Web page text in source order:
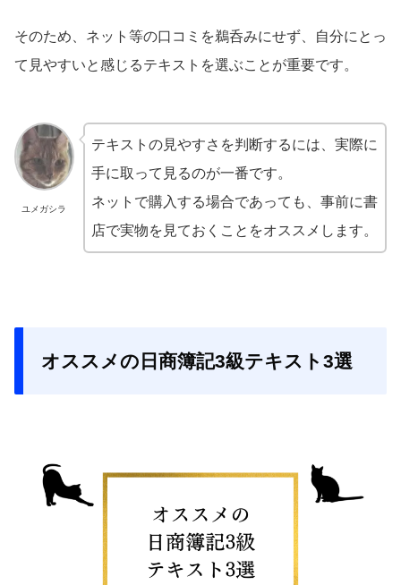
そのため、ネット等の口コミを鵜呑みにせず、自分にとっ
て見やすいと感じるテキストを選ぶことが重要です。
ユメガシラ
テキストの見やすさを判断するには、実際に
手に取って見るのが一番です。
ネットで購入する場合であっても、事前に書
店で実物を見ておくことをオススメします。
オススメの日商簿記3級テキスト3選